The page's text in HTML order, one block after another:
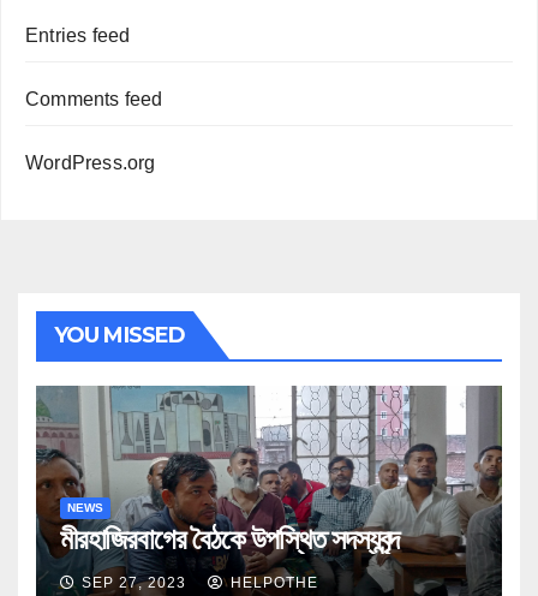
Entries feed
Comments feed
WordPress.org
YOU MISSED
NEWS
মীরহাজিরবাগের বৈঠকে উপস্থিত সদস্যবৃন্দ
SEP 27, 2023 HELPOTHE